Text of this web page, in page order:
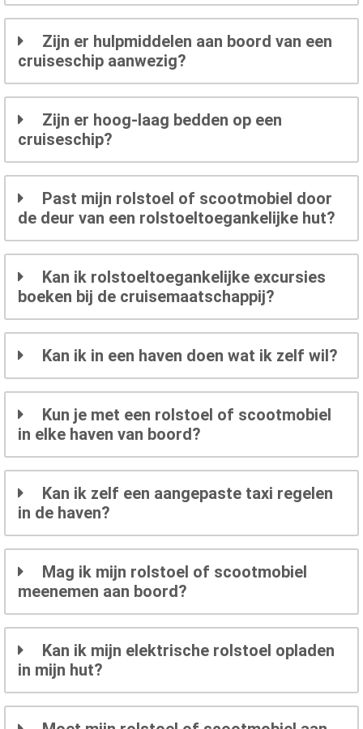
Zijn er hulpmiddelen aan boord van een
cruiseschip aanwezig?
Zijn er hoog-laag bedden op een
cruiseschip?
Past mijn rolstoel of scootmobiel door
de deur van een rolstoeltoegankelijke hut?
Kan ik rolstoeltoegankelijke excursies
boeken bij de cruisemaatschappij?
Kan ik in een haven doen wat ik zelf wil?
Kun je met een rolstoel of scootmobiel
in elke haven van boord?
Kan ik zelf een aangepaste taxi regelen
in de haven?
Mag ik mijn rolstoel of scootmobiel
meenemen aan boord?
Kan ik mijn elektrische rolstoel opladen
in mijn hut?